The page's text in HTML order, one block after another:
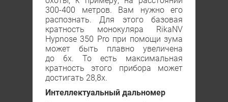
300-400 метров. Вам нужно его
распознать. Для этого базовая
кратность монокуляра RikaNV
Hypnose 350 Рro при помощи зума
может быть плавно увеличена
до 6х. То есть максимальная
кратность этого прибора может
достигать 28,8х.
Интеллектуальный дальномер